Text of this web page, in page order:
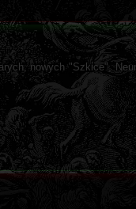
nowych "Szkice",